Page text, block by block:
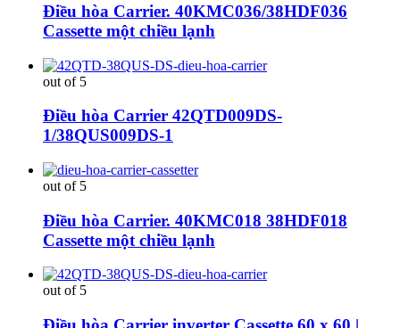
Điều hòa Carrier. 40KMC036/38HDF036
Cassette một chiều lạnh
out of 5
Điều hòa Carrier 42QTD009DS-
1/38QUS009DS-1
out of 5
Điều hòa Carrier. 40KMC018 38HDF018
Cassette một chiều lạnh
out of 5